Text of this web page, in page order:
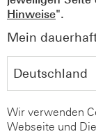
Hinweise".
Mein
Wir verwenden
Webseite und